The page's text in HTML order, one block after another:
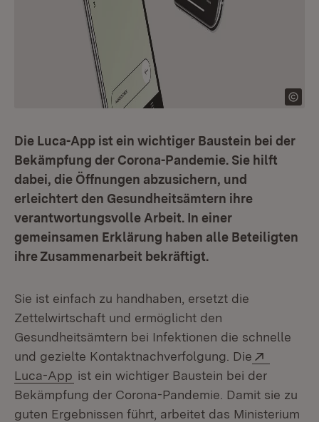
Die Luca-App ist ein wichtiger Baustein bei der
Bekämpfung der Corona-Pandemie. Sie hilft
dabei, die Öffnungen abzusichern, und
erleichtert den Gesundheitsämtern ihre
verantwortungsvolle Arbeit. In einer
gemeinsamen Erklärung haben alle Beteiligten
ihre Zusammenarbeit bekräftigt.
Sie ist einfach zu handhaben, ersetzt die
Zettelwirtschaft und ermöglicht den
Gesundheitsämtern bei Infektionen die schnelle
und gezielte Kontaktnachverfolgung. Die
Luca-App (Öffnet in neuem Fenster)
ist ein wichtiger Baustein bei der
Bekämpfung der Corona-Pandemie. Damit sie zu
guten Ergebnissen führt, arbeitet das Ministerium